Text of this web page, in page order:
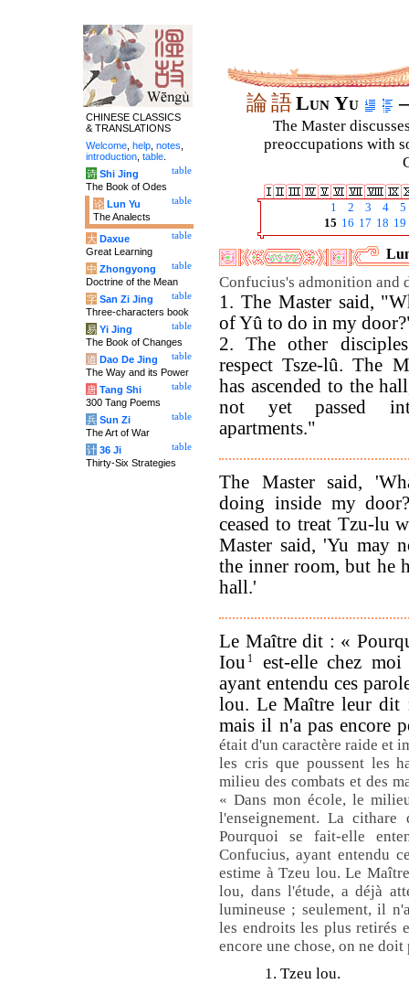
論語Lun Yu
The Master
preoccupations with
1 2 3 4
5
15 16 17 18 19
Confucius's admonition and
1. The Master said,
of Yû to do in my
2. The other
respect Tsze-lû. The
has ascended to the
not yet passed
apartments."
The Master said,
doing inside my
ceased to treat Tzu-lu
Master said, 'Yu may
the inner room, but he
hall.'
Le Maître dit : «
Iou 1
est-elle chez
ayant entendu ces
lou. Le Maître leur dit
mais il n'a pas encore
était d'un caractère raide et
les cris que poussent les
milieu des combats et des
« Dans mon école, le
l'enseignement. La
Pourquoi se fait-elle
Confucius, ayant entendu
estime à Tzeu lou. Le
lou, dans l'étude, a déjà
lumineuse ; seulement, il
les endroits les plus retirés
encore une chose, on ne
1. Tzeu lou.
CHINESE CLASSICS
& TRANSLATIONS
Welcome help notes
introduction table
table
诗 Shi Jing
The Book of Odes
table
论 Lun Yu
The Analects
table
大 Daxue
Great Learning
table
中 Zhongyong
Doctrine of the Mean
table
字 San Zi Jing
Three-characters book
table
易 Yi Jing
The Book of Changes
table
道 Dao De Jing
The Way and its Power
table
唐 Tang Shi
300 Tang Poems
table
兵 Sun Zi
The Art of War
table
计 36 Ji
Thirty-Six Strategies